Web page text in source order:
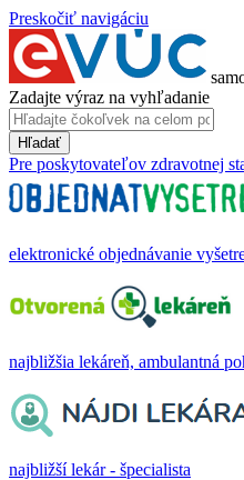
Preskočiť navigáciu
Zadajte výraz na vyhľadanie
Hľadať
Pre poskytovateľov zdravotnej
elektronické objednávanie
najbližšia lekáreň, ambulantná
najbližší lekár - špecialista